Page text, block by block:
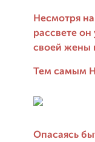
Несмотря
рассвете он
своей жены
Тем самым
Опасаясь